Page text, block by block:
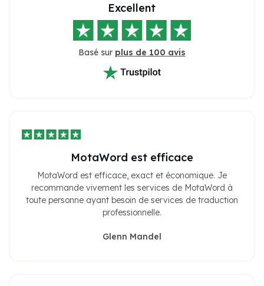
Excellent
Basé sur plus de 100 avis
MotaWord est efficace
MotaWord est efficace, exact et économique. Je
recommande vivement les services de MotaWord à
toute personne ayant besoin de services de traduction
professionnelle.
Glenn Mandel